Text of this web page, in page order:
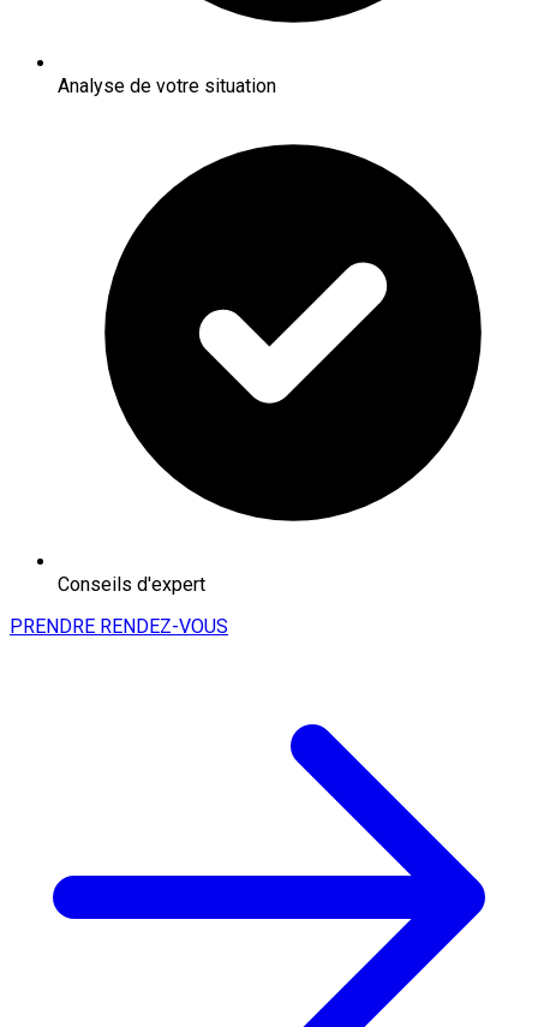
Analyse de votre situation
Conseils d'expert
PRENDRE RENDEZ-VOUS